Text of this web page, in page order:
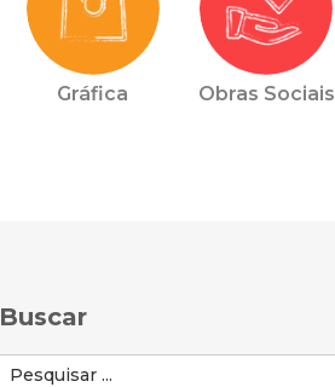
Gráfica Obras Sociais
Buscar